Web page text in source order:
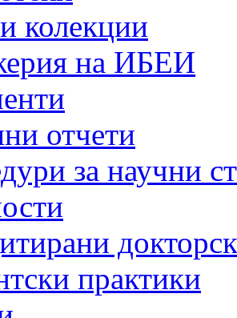
колекции
на ИБЕИ
отчети
за научни
практики